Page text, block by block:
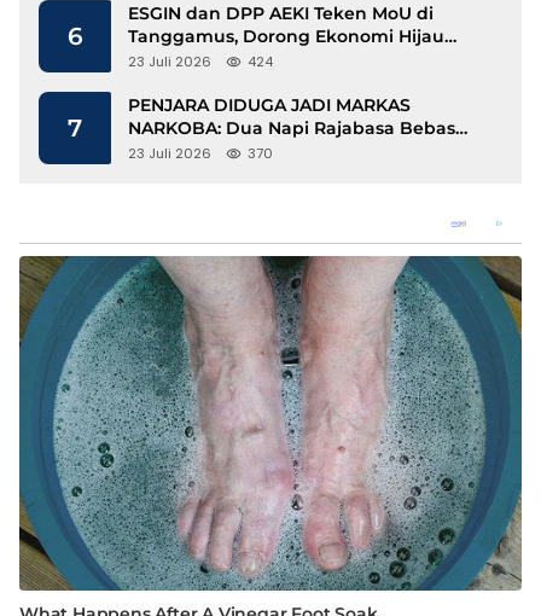
6
ESGIN dan DPP AEKI Teken MoU di
Tanggamus, Dorong Ekonomi Hijau
Berbasis Kopi dan Perdagangan Karbon
23 Juli 2026 424
7
PENJARA DIDUGA JADI MARKAS
NARKOBA: Dua Napi Rajabasa Bebas
Gunakan HP, Muncul Dugaan
23 Juli 2026 370